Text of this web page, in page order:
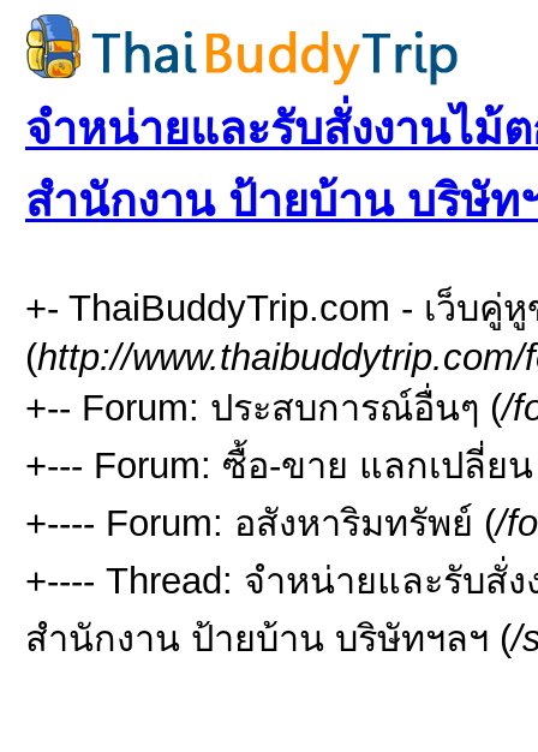
จำหน่ายและรับสั่งงานไม้
สำนักงาน ป้ายบ้าน บริษัท
+- ThaiBuddyTrip.com - เว็บคู่
(http://www.thaibuddytrip.com/
+-- Forum: ประสบการณ์อื่นๆ (/
+--- Forum: ซื้อ-ขาย แลกเปลี่ย
+---- Forum: อสังหาริมทรัพย์ (/
+---- Thread: จำหน่ายและรับสั่
สำนักงาน ป้ายบ้าน บริษัทฯลฯ (/